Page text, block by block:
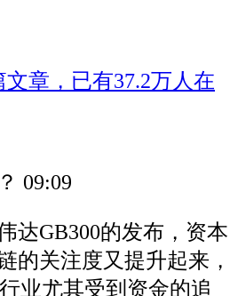
章，已有37.2万人在
09:09
达GB300的发布，资本
的关注度又提升起来，
业尤其受到资金的追